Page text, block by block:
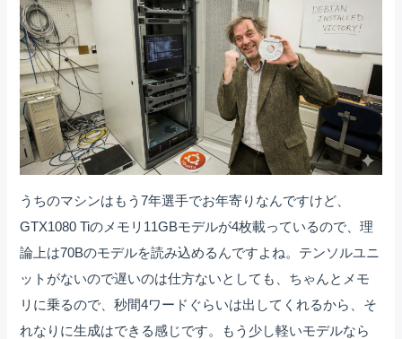
うちのマシンはもう7年選手でお年寄りなんですけど、
GTX1080 Tiのメモリ11GBモデルが4枚載っているので、理
論上は70Bのモデルを読み込めるんですよね。テンソルユニ
ットがないので遅いのは仕方ないとしても、ちゃんとメモ
リに乗るので、秒間4ワードぐらいは出してくれるから、そ
れなりに生成はできる感じです。もう少し軽いモデルなら